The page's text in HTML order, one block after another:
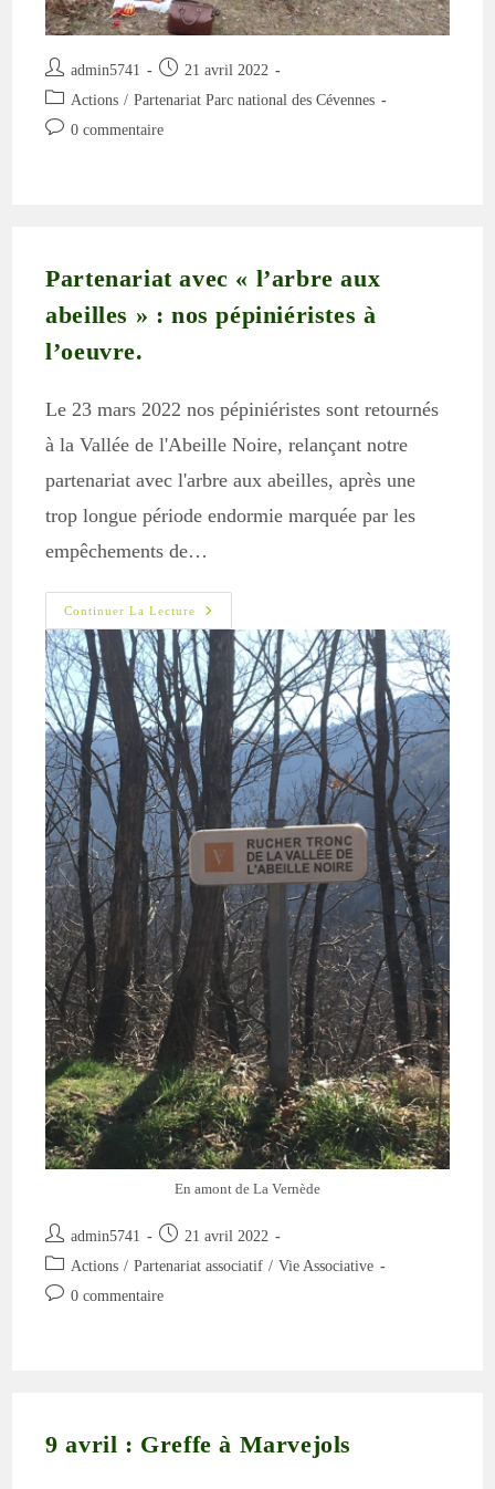
Auteur/autrice
de
la
publication :
admin5741
Publication
publiée :
21 avril 2022
Post
category:
Actions / Partenariat Parc national des Cévennes
Commentaires
0 commentaire
Partenariat avec « l’arbre aux
abeilles » : nos pépiniéristes à
l’oeuvre.
Le 23 mars 2022 nos pépiniéristes sont retournés
à la Vallée de l'Abeille Noire, relançant notre
partenariat avec l'arbre aux abeilles, après une
trop longue période endormie marquée par les
empêchements de…
Continuer La Lecture
Partenariat
Avec
« L’arbre
Aux
Abeilles »
:
Nos
Pépiniéristes
À
L’oeuvre.
En amont de La Vernède
Auteur/autrice
de
la
publication :
admin5741
Publication
publiée :
21 avril 2022
Post
category:
Actions / Partenariat associatif / Vie Associative
Commentaires
0 commentaire
9 avril : Greffe à Marvejols